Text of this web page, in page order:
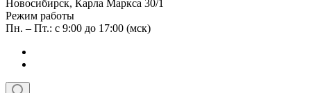
Новосибирск, Карла Маркса 30/1
Режим работы
Пн. – Пт.: с 9:00 до 17:00 (мск)